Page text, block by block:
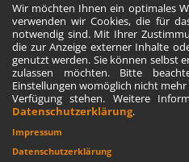
Wir möchten Ihnen ein optimales
verwenden wir Cookies, die für
notwendig sind. Mit Ihrer
die zur Anzeige externer Inhalte
genutzt werden. Sie können selbst
zulassen möchten. Bitte
Einstellungen womöglich nicht
Verfügung stehen. Weitere
Datenschutzerklärung.
Impressum
Datenschutzerklärung